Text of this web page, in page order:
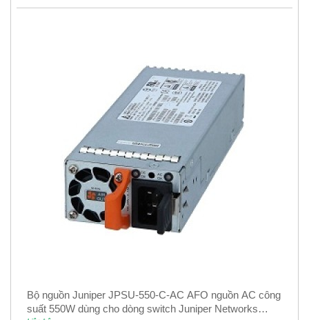
Bộ nguồn Juniper JPSU-550-C-AC AFO nguồn AC công
suất 550W dùng cho dòng switch Juniper Networks